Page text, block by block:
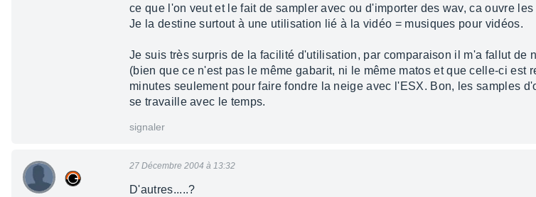
ce que l'on veut et le fait de sampler avec ou d'importer des wav, ca ouvre
Je la destine surtout à une utilisation lié à la vidéo = musiques pour vidéos.
Je suis très surpris de la facilité d'utilisation, par comparaison il m'a fallut de
(bien que ce n'est pas le même gabarit, ni le même matos et que celle-ci est
minutes seulement pour faire fondre la neige avec l'ESX. Bon, les samples
se travaille avec le temps.
signaler
27 Décembre 2004 à 13:32
D'autres.....?